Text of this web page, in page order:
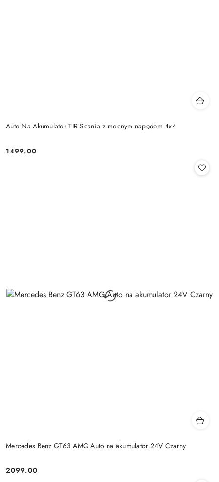
Auto Na Akumulator TIR Scania z mocnym napędem 4x4
Cena:
1499.00
Mercedes Benz GT63 AMG Auto na akumulator 24V Czarny
Cena:
2099.00